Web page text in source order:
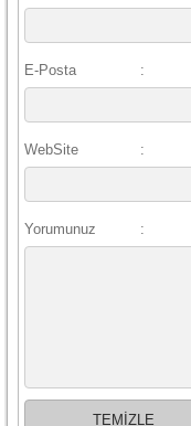
E-Posta :
WebSite :
Yorumunuz :